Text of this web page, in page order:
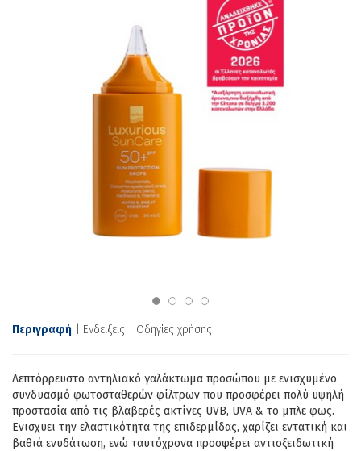
Περιγραφή Ενδείξεις Οδηγίες χρήσης
Λεπτόρρευστο αντηλιακό γαλάκτωμα προσώπου με ενισχυμένο
συνδυασμό φωτοσταθερών φίλτρων που προσφέρει πολύ υψηλή
προστασία από τις βλαβερές ακτίνες UVB, UVA & το μπλε φως.
Ενισχύει την ελαστικότητα της επιδερμίδας, χαρίζει εντατική και
βαθιά ενυδάτωση, ενώ ταυτόχρονα προσφέρει αντιοξειδωτική